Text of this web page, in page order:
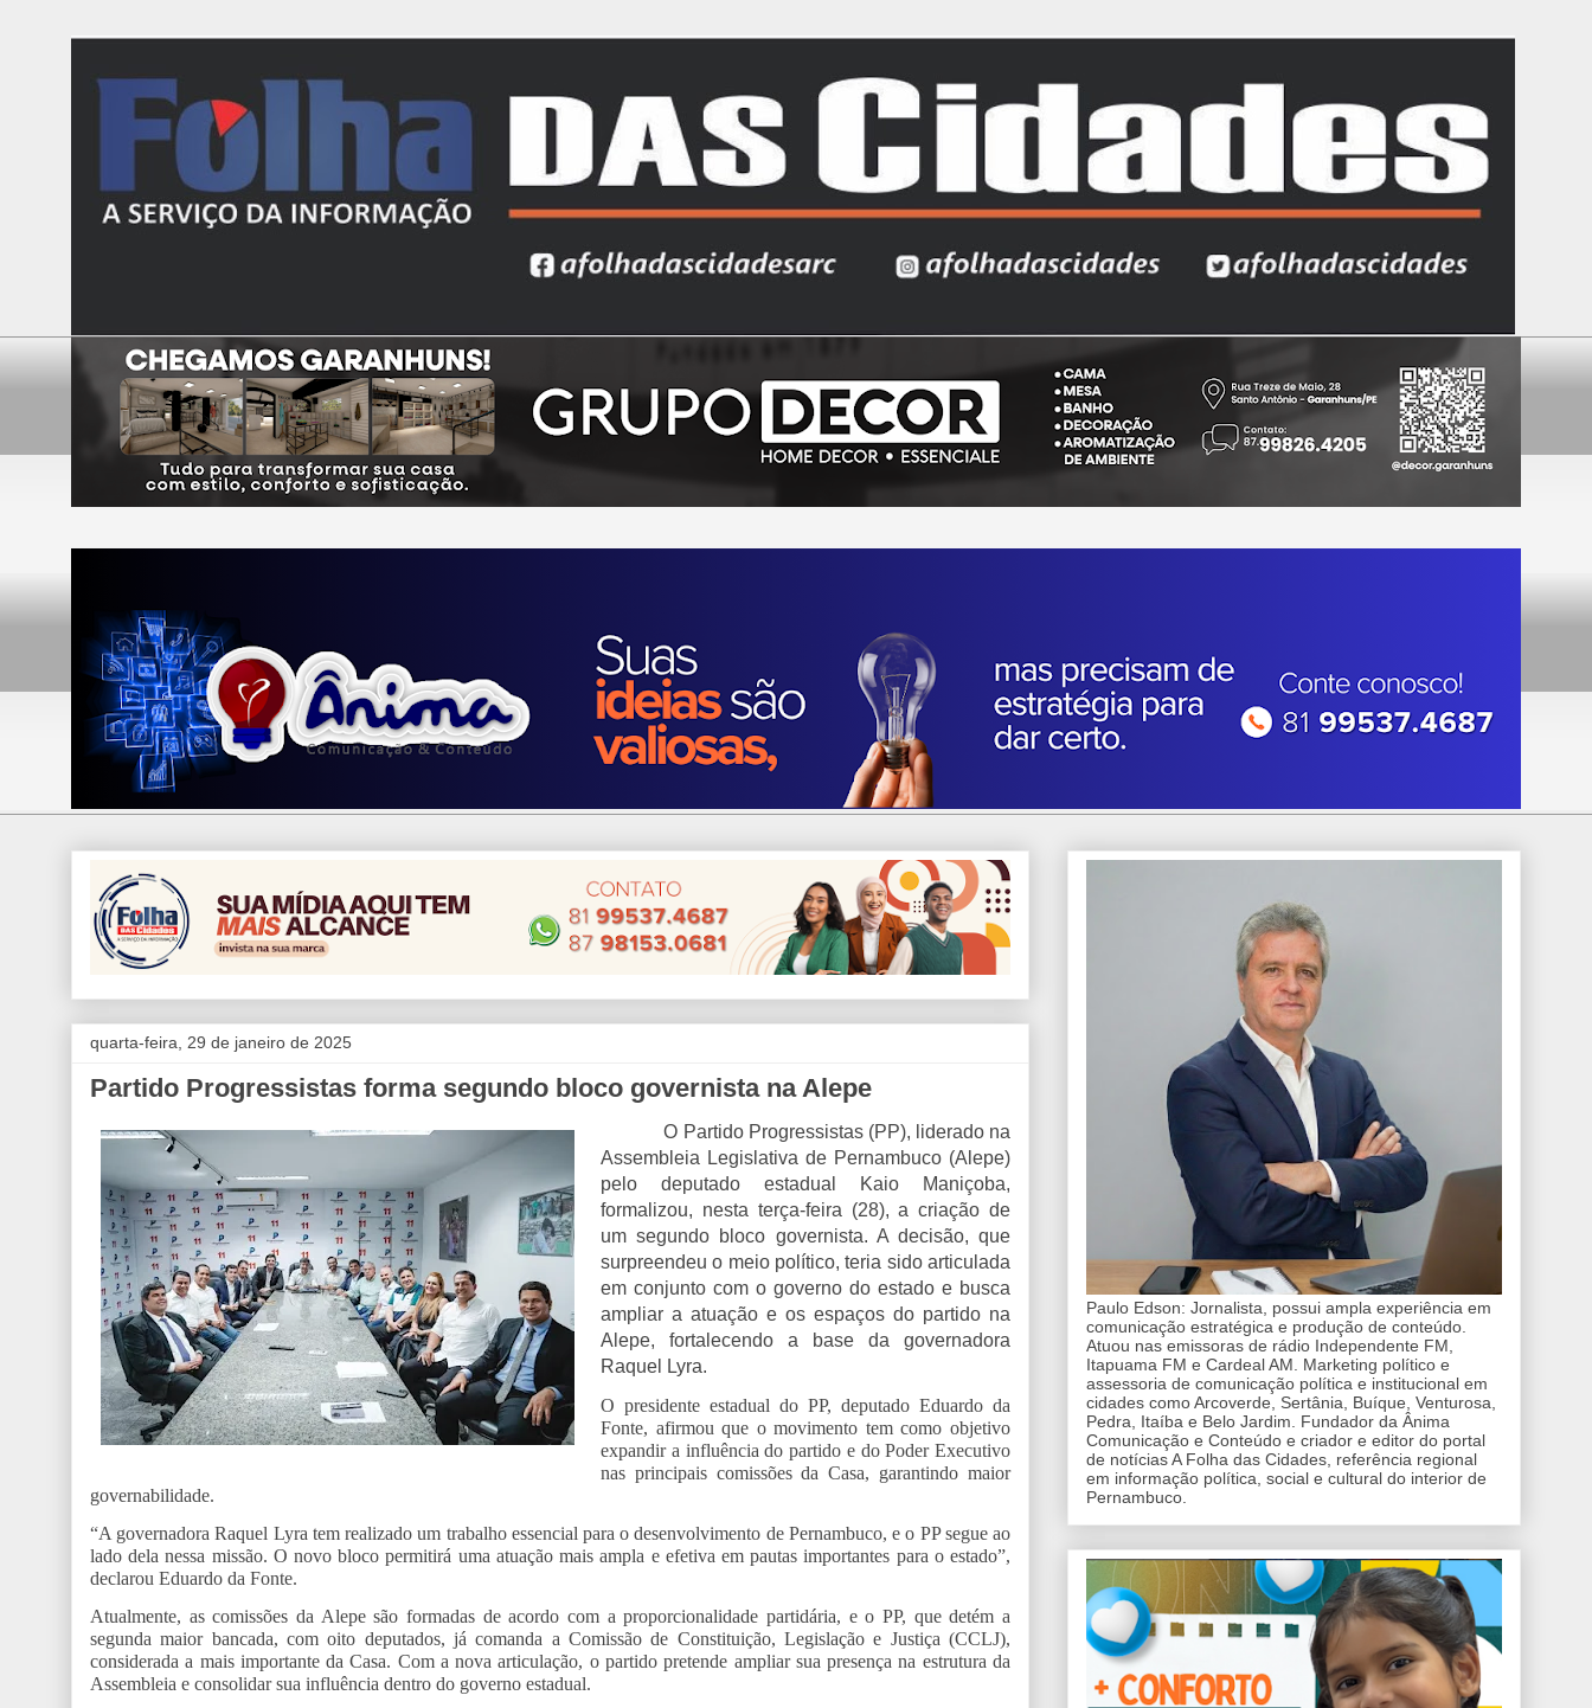
quarta-feira, 29 de janeiro de 2025
Partido Progressistas forma segundo bloco governista na Alepe
O Partido Progressistas (PP), liderado na
Assembleia Legislativa de Pernambuco (Alepe)
pelo deputado estadual Kaio Maniçoba,
formalizou, nesta terça-feira (28), a criação de
um segundo bloco governista. A decisão, que
surpreendeu o meio político, teria sido articulada
em conjunto com o governo do estado e busca
ampliar a atuação e os espaços do partido na
Alepe, fortalecendo a base da governadora
Raquel Lyra.
O presidente estadual do PP, deputado Eduardo da
Fonte, afirmou que o movimento tem como objetivo
expandir a influência do partido e do Poder Executivo
nas principais comissões da Casa, garantindo maior
governabilidade.
“A governadora Raquel Lyra tem realizado um trabalho essencial para o desenvolvimento de Pernambuco, e o PP segue ao
lado dela nessa missão. O novo bloco permitirá uma atuação mais ampla e efetiva em pautas importantes para o estado”,
declarou Eduardo da Fonte.
Atualmente, as comissões da Alepe são formadas de acordo com a proporcionalidade partidária, e o PP, que detém a
segunda maior bancada, com oito deputados, já comanda a Comissão de Constituição, Legislação e Justiça (CCLJ),
considerada a mais importante da Casa. Com a nova articulação, o partido pretende ampliar sua presença na estrutura da
Assembleia e consolidar sua influência dentro do governo estadual.
Paulo Edson: Jornalista, possui ampla experiência em
comunicação estratégica e produção de conteúdo.
Atuou nas emissoras de rádio Independente FM,
Itapuama FM e Cardeal AM. Marketing político e
assessoria de comunicação política e institucional em
cidades como Arcoverde, Sertânia, Buíque, Venturosa,
Pedra, Itaíba e Belo Jardim. Fundador da Ânima
Comunicação e Conteúdo e criador e editor do portal
de notícias A Folha das Cidades, referência regional
em informação política, social e cultural do interior de
Pernambuco.